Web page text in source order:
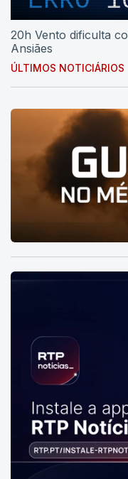
20h Vento dificulta
Ansiães
ÚLTIMOS NOTICIÁRIOS